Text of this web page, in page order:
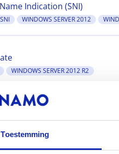
Toestemming
Indication (SNI)
SNI WINDOWS SERVER 2012
WINDOWS SERVER 2012 R2
2008